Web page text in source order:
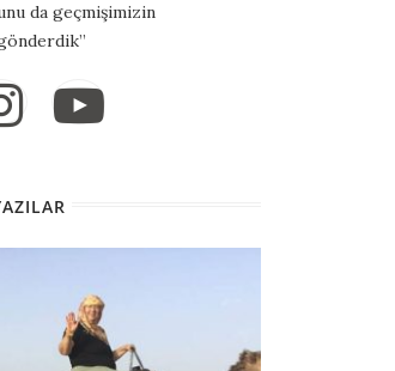
da geçmişimizin